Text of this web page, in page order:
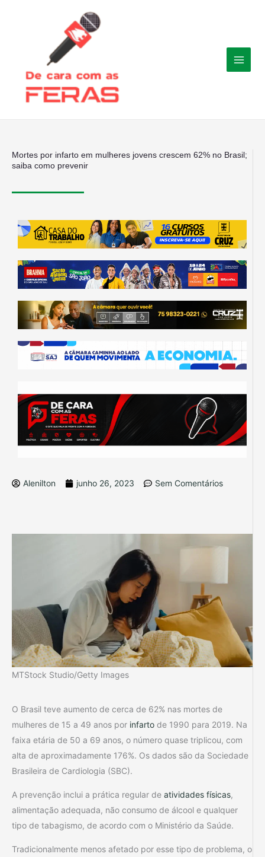
Mortes por infarto em mulheres jovens crescem 62% no Brasil;
saiba como prevenir
Alenilton junho 26, 2023 Sem Comentários
MTStock Studio/Getty Images
O Brasil teve aumento de cerca de 62% nas mortes de
mulheres de 15 a 49 anos por infarto de 1990 para 2019. Na
faixa etária de 50 a 69 anos, o número quase triplicou, com
alta de aproximadamente 176%. Os dados são da Sociedade
Brasileira de Cardiologia (SBC).
A prevenção inclui a prática regular de atividades físicas,
alimentação adequada, não consumo de álcool e qualquer
tipo de tabagismo, de acordo com o Ministério da Saúde.
Tradicionalmente menos afetado por esse tipo de problema, o